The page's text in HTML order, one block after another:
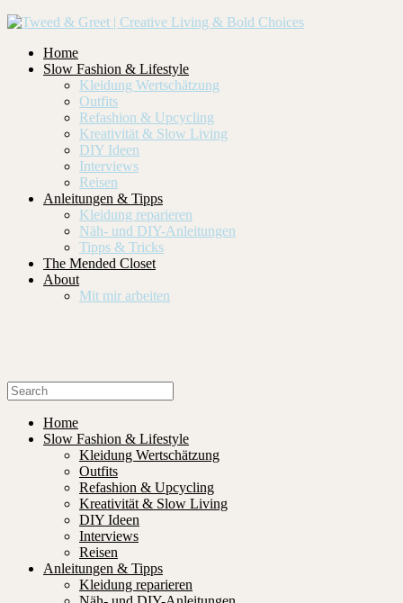
Home
Slow Fashion & Lifestyle
Kleidung Wertschätzung
Outfits
Refashion & Upcycling
Kreativität & Slow Living
DIY Ideen
Interviews
Reisen
Anleitungen & Tipps
Kleidung reparieren
Näh- und DIY-Anleitungen
Tipps & Tricks
The Mended Closet
About
Mit mir arbeiten
Home
Slow Fashion & Lifestyle
Kleidung Wertschätzung
Outfits
Refashion & Upcycling
Kreativität & Slow Living
DIY Ideen
Interviews
Reisen
Anleitungen & Tipps
Kleidung reparieren